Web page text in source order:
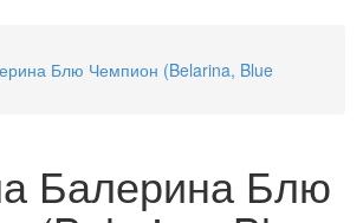
Блю Чемпион (Belarina, Blue
Балерина Блю